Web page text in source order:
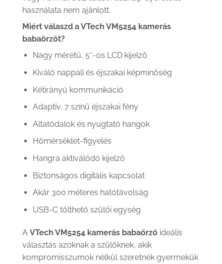
használata nem ajánlott.
Miért válaszd a VTech VM5254 kamerás
babaőrzőt?
Nagy méretű, 5″-os LCD kijelző
Kiváló nappali és éjszakai képminőség
Kétirányú kommunikáció
Adaptív, 7 színű éjszakai fény
Altatódalok és nyugtató hangok
Hőmérséklet-figyelés
Hangra aktiválódó kijelző
Biztonságos digitális kapcsolat
Akár 300 méteres hatótávolság
USB-C tölthető szülői egység
A VTech VM5254 kamerás babaőrző ideális
választás azoknak a szülőknek, akik
kompromisszumok nélkül szeretnék gyermekük